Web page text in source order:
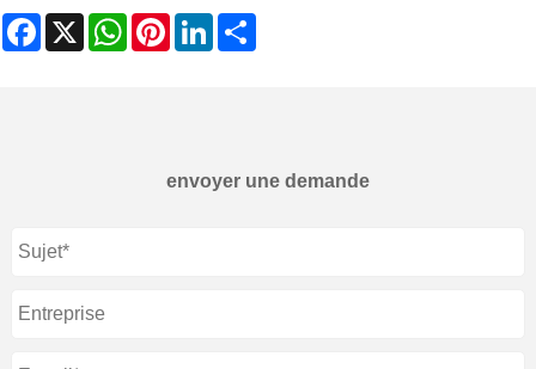
Facebook
X WhatsAppPinterestLinkedIn
envoyer une demande